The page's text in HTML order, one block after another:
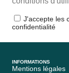
J'accepte les
confidentialité
INFORMATIONS
Mentions légales